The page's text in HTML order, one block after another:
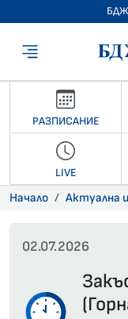
БДЖ
РАЗПИСАНИЕ
LIVE
Начало Актуална
02.07.2026